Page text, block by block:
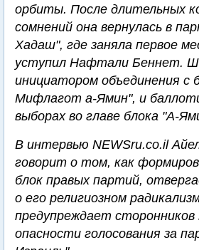
орбиты. После длительных
сомнений она вернулась в
Хадаш", где заняла первое
уступил Нафтали Беннет.
инициатором объединения с
Мифлагот а-Ямин", и
выборах во главе блока "А-
В интервью NEWSru.co.il
говорит о том, как
блок правых партий,
о его религиозном
предупреждает сторонников
опасности голосования за